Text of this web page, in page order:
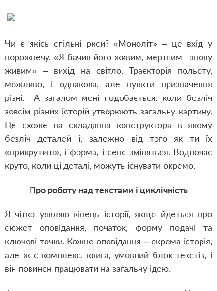
Чи є якісь спільні риси? «Моноліт» – це вхід у
порожнечу. «Я бачив його живим, мертвим і знову
живим» – вихід на світло. Траєкторія польоту,
можливо, і однакова, але пункти призначення
різні. А загалом мені подобається, коли безліч
зовсім різних історій утворюють загальну картину.
Це схоже на складання конструктора в якому
безліч деталей і, залежно від того як ти їх
«прикрутиш», і форма, і сенс зміняться. Водночас
круто, коли ці деталі, можуть існувати окремо.
Про роботу над текстами і циклічність
Я чітко уявляю кінець історії, якщо йдеться про
сюжет оповідання, початок, форму подачі та
ключові точки. Кожне оповідання – окрема історія,
але ж є комплекс, книга, умовний блок текстів, і
він повинен працювати на загальну ідею.